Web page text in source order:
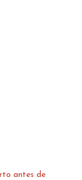
antes de